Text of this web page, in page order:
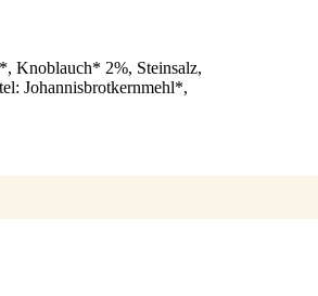
Knoblauch* 2%, Steinsalz,
Johannisbrotkernmehl*,